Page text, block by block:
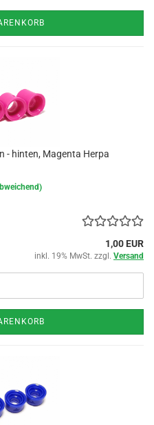
- hinten, Magenta Herpa
1,00 EUR
inkl. 19% MwSt. zzgl. Versand